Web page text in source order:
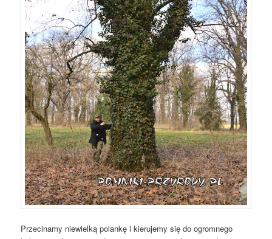
Przecinamy niewielką polankę i kierujemy się do ogromnego